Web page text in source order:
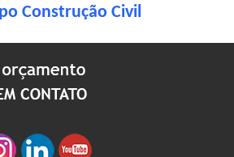
Construção Civil